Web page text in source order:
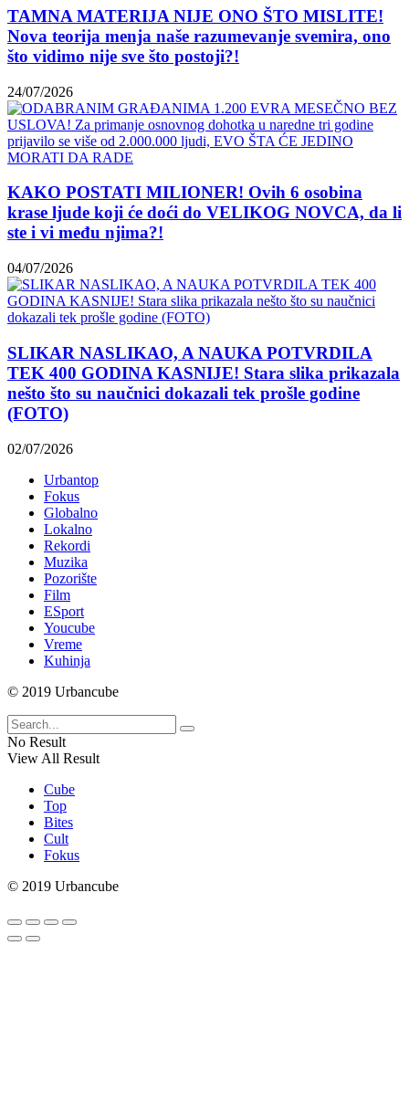
TAMNA MATERIJA NIJE ONO ŠTO MISLITE!
Nova teorija menja naše razumevanje svemira, ono
što vidimo nije sve što postoji?!
24/07/2026
KAKO POSTATI MILIONER! Ovih 6 osobina
krase ljude koji će doći do VELIKOG NOVCA, da li
ste i vi među njima?!
04/07/2026
SLIKAR NASLIKAO, A NAUKA POTVRDILA
TEK 400 GODINA KASNIJE! Stara slika prikazala
nešto što su naučnici dokazali tek prošle godine
(FOTO)
02/07/2026
Urbantop
Fokus
Globalno
Lokalno
Rekordi
Muzika
Pozorište
Film
ESport
Youcube
Vreme
Kuhinja
© 2019 Urbancube
No Result
View All Result
Cube
Top
Bites
Cult
Fokus
© 2019 Urbancube